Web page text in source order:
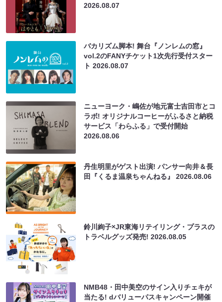
2026.08.07
バカリズム脚本! 舞台『ノンレムの窓』
vol.2のFANYチケット1次先行受付スター
ト2026.08.07
ニューヨーク・嶋佐が地元富士吉田市とコ
ラボ! オリジナルコーヒーがふるさと納税
サービス「わらふる」で受付開始
2026.08.06
丹生明里がゲスト出演! パンサー向井＆長
田『くるま温泉ちゃんねる』2026.08.06
鈴川絢子×JR東海リテイリング・プラスの
トラベルグッズ発売!2026.08.05
NMB48・田中美空のサイン入りチェキが
当たる! dバリューパスキャンペーン開催